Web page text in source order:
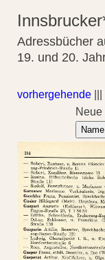
Adressbücher
19. und 20.
vorhergehende
Neue
Name